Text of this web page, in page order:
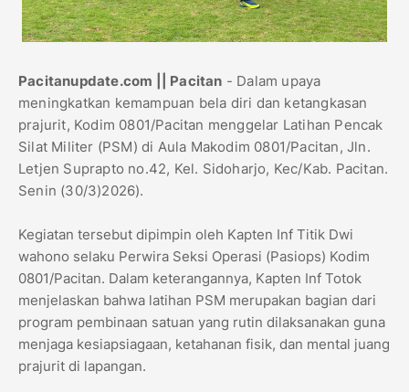
Pacitanupdate.com || Pacitan - Dalam upaya
meningkatkan kemampuan bela diri dan ketangkasan
prajurit, Kodim 0801/Pacitan menggelar Latihan Pencak
Silat Militer (PSM) di Aula Makodim 0801/Pacitan, Jln.
Letjen Suprapto no.42, Kel. Sidoharjo, Kec/Kab. Pacitan.
Senin (30/3)2026).
Kegiatan tersebut dipimpin oleh Kapten Inf Titik Dwi
wahono selaku Perwira Seksi Operasi (Pasiops) Kodim
0801/Pacitan. Dalam keterangannya, Kapten Inf Totok
menjelaskan bahwa latihan PSM merupakan bagian dari
program pembinaan satuan yang rutin dilaksanakan guna
menjaga kesiapsiagaan, ketahanan fisik, dan mental juang
prajurit di lapangan.